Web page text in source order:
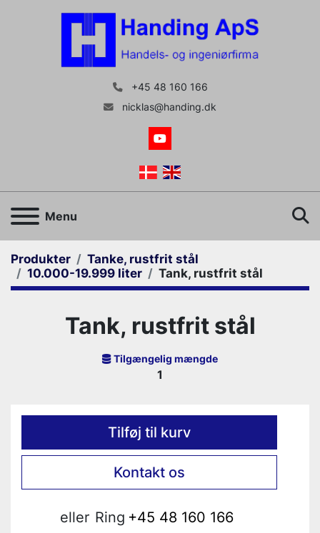
+45 48 160 166
nicklas@handing.dk
youtube
Menu
Produkter
Tanke, rustfrit stål
10.000-19.999 liter
Tank, rustfrit stål
Tank, rustfrit stål
Tilgængelig mængde
1
Tilføj til kurv
Kontakt os
eller Ring +45 48 160 166